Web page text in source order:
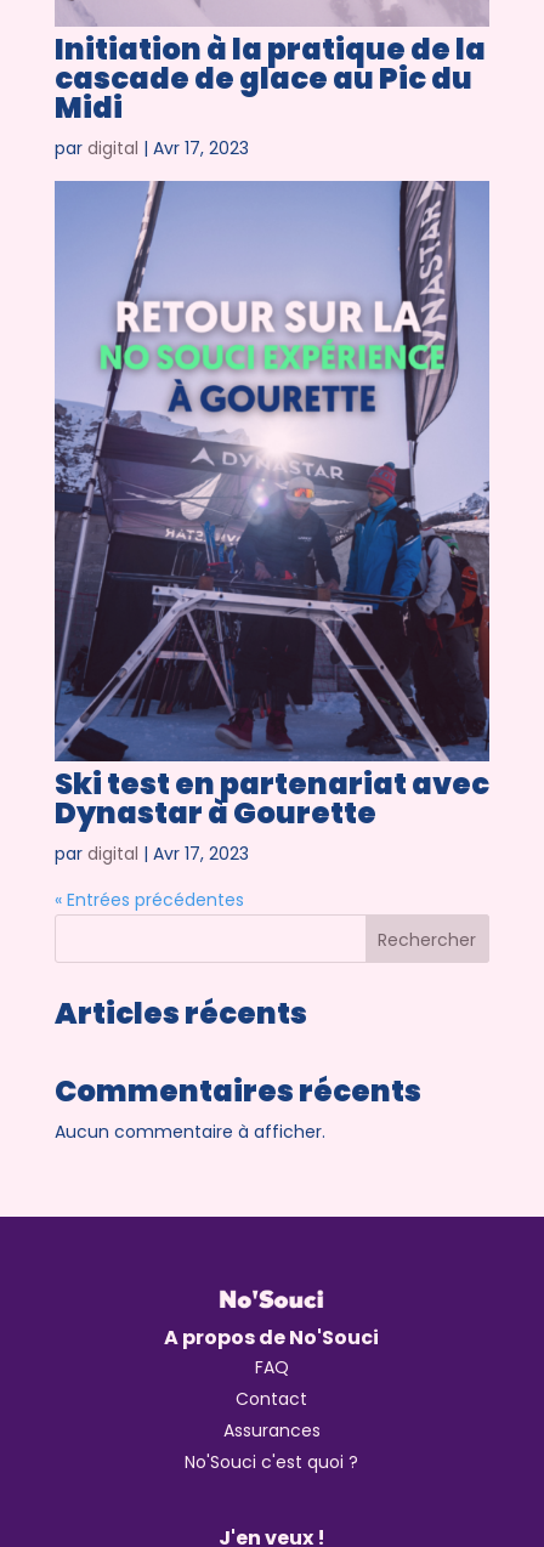
Initiation à la pratique de la
cascade de glace au Pic du
Midi
par digital | Avr 17, 2023
Ski test en partenariat avec
Dynastar à Gourette
par digital | Avr 17, 2023
« Entrées précédentes
Rechercher
Articles récents
Commentaires récents
Aucun commentaire à afficher.
A propos de No'Souci
FAQ
Contact
Assurances
No'Souci c'est quoi ?
J'en veux !